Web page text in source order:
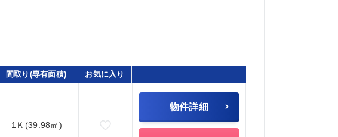
間取り(専有面積) お気に入り
1Ｋ(39.98㎡) お気に入りに追加
物件詳細